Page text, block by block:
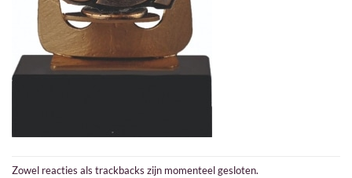
Zowel reacties als trackbacks zijn momenteel gesloten.